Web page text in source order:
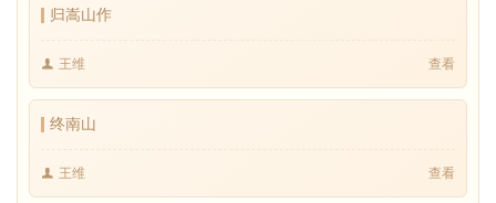
归嵩山作
王维 查看
终南山
王维 查看